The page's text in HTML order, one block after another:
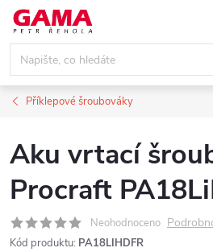
Přejít
obsah
Příklepové šroubováky
Aku vrtací
Procraft
Neohodnoceno
Kód produktu: PA18LIHDFR